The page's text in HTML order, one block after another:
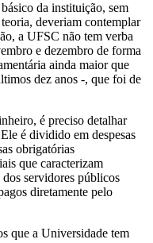
da instituição, sem
deveriam contemplar
a UFSC não tem verba
e dezembro de forma
ainda maior que
dez anos -, que foi de
é preciso detalhar
é dividido em despesas
obrigatórias
que caracterizam
servidores públicos
diretamente pelo
que a Universidade tem